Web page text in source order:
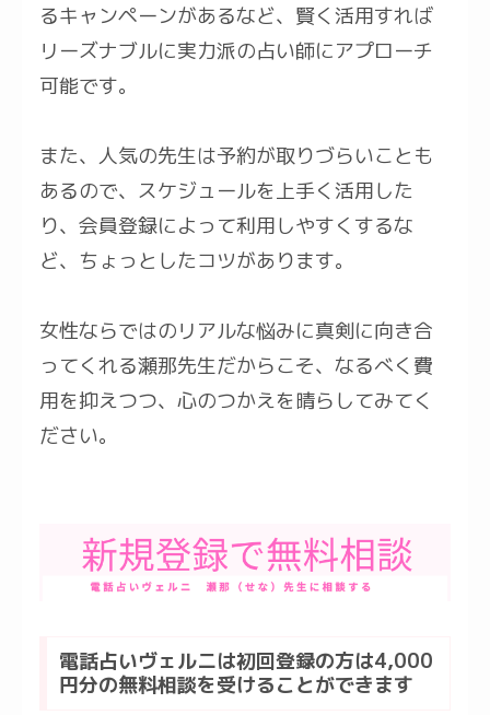
るキャンペーンがあるなど、賢く活用すれば
リーズナブルに実力派の占い師にアプローチ
可能です。
また、人気の先生は予約が取りづらいことも
あるので、スケジュールを上手く活用した
り、会員登録によって利用しやすくするな
ど、ちょっとしたコツがあります。
女性ならではのリアルな悩みに真剣に向き合
ってくれる瀬那先生だからこそ、なるべく費
用を抑えつつ、心のつかえを晴らしてみてく
ださい。
電話占いヴェルニは初回登録の方は4,000
円分の無料相談を受けることができます